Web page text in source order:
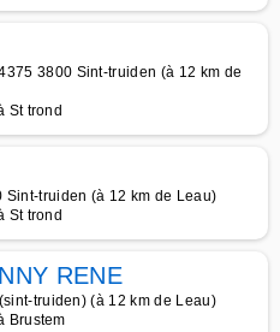
3800 Sint-truiden (à 12 km de
St trond
Sint-truiden (à 12 km de Leau)
St trond
RENE
truiden) (à 12 km de Leau)
Brustem